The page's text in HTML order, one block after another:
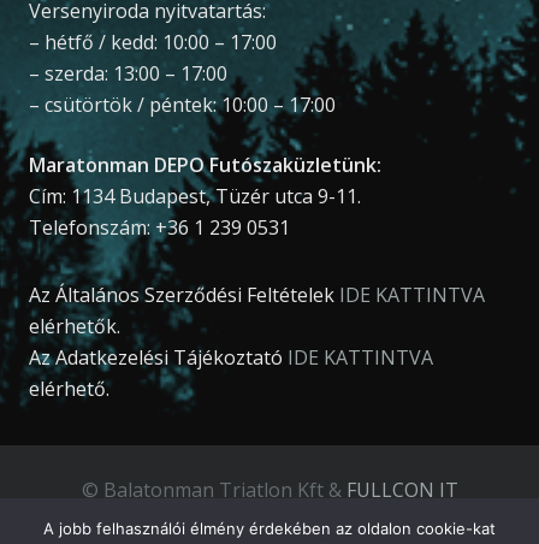
Versenyiroda nyitvatartás:
– hétfő / kedd: 10:00 – 17:00
– szerda: 13:00 – 17:00
– csütörtök / péntek: 10:00 – 17:00
Maratonman DEPO Futószaküzletünk:
Cím: 1134 Budapest, Tüzér utca 9-11.
Telefonszám: +36 1 239 0531
Az Általános Szerződési Feltételek IDE KATTINTVA
elérhetők.
Az Adatkezelési Tájékoztató IDE KATTINTVA
elérhető.
© Balatonman Triatlon Kft & FULLCON IT
Development Kft.
A jobb felhasználói élmény érdekében az oldalon cookie-kat